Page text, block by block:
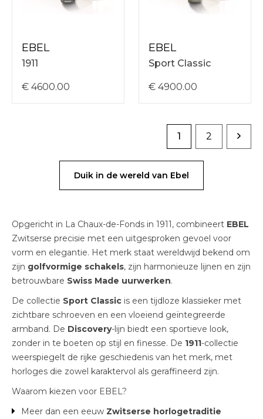
EBEL
1911
€ 4600.00
EBEL
Sport Classic
€ 4900.00
1 2
Duik in de wereld van Ebel
Opgericht in La Chaux-de-Fonds in 1911, combineert EBEL
Zwitserse precisie met een uitgesproken gevoel voor
vorm en elegantie. Het merk staat wereldwijd bekend om
zijn golfvormige schakels, zijn harmonieuze lijnen en zijn
betrouwbare Swiss Made uurwerken.
De collectie Sport Classic is een tijdloze klassieker met
zichtbare schroeven en een vloeiend geïntegreerde
armband. De Discovery-lijn biedt een sportieve look,
zonder in te boeten op stijl en finesse. De 1911-collectie
weerspiegelt de rijke geschiedenis van het merk, met
horloges die zowel karaktervol als geraffineerd zijn.
Waarom kiezen voor EBEL?
Meer dan een eeuw Zwitserse horlogetraditie